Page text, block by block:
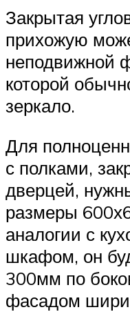
Закрытая
прихожую
неподвижной
которой
зеркало.
Для
с полками,
дверцей,
размеры
аналогии с
шкафом, он
300мм по
фасадом